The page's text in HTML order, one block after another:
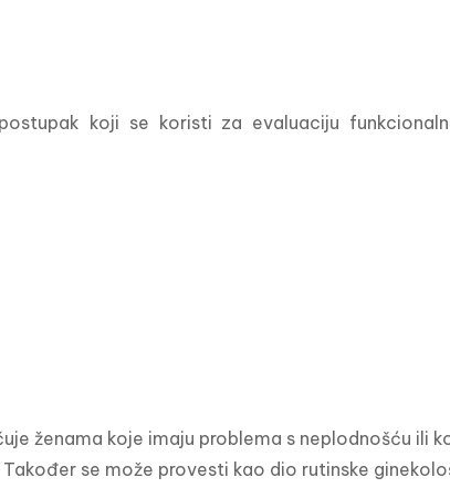
koji se koristi za evaluaciju
ženama koje imaju problema s neplodnošću ili
se može provesti kao dio rutinske